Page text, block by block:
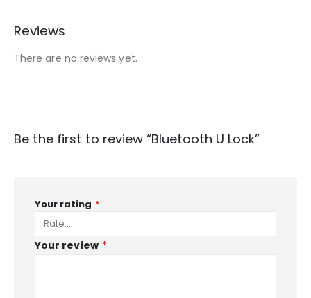
Reviews
There are no reviews yet.
Be the first to review “Bluetooth U Lock”
Your rating *
Your review *